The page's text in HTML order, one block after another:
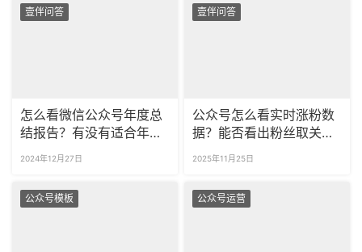
壹伴问答
怎么看微信公众号年度总
结报告？有没有适合年终
2024年12月27日
壹伴问答
公众号怎么看实时涨粉数
据？能否看出粉丝取关原
2025年11月25日
公众号模板 公众号运营